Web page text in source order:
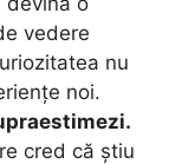
vedere
nu
noi.
cred că știu